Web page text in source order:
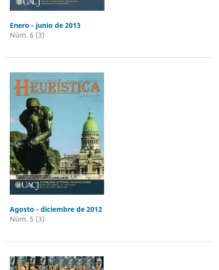
Enero - junio de 2013
Núm. 6 (3)
Agosto - diciembre de 2012
Núm. 5 (3)